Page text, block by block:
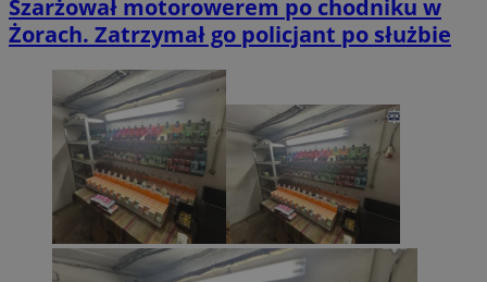
Szarżował motorowerem po chodniku w
Żorach. Zatrzymał go policjant po służbie